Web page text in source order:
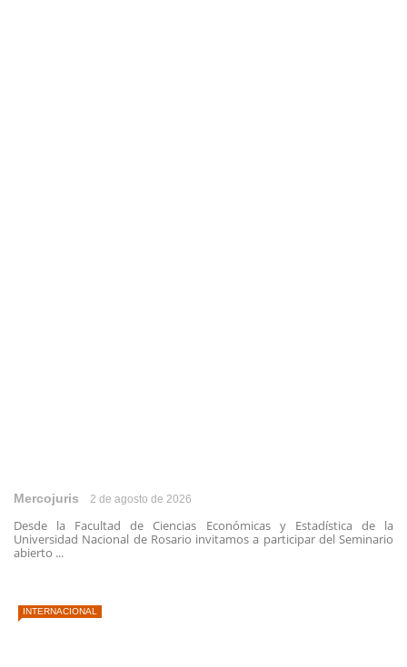
Mercojuris 2 de agosto de 2026
Desde la Facultad de Ciencias Económicas y Estadística de la
Universidad Nacional de Rosario invitamos a participar del Seminario
abierto ...
INTERNACIONAL